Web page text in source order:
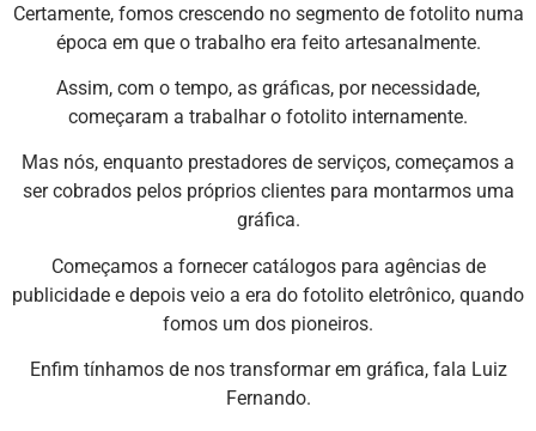
Certamente, fomos crescendo no segmento de fotolito numa
época em que o trabalho era feito artesanalmente.
Assim, com o tempo, as gráficas, por necessidade,
começaram a trabalhar o fotolito internamente.
Mas nós, enquanto prestadores de serviços, começamos a
ser cobrados pelos próprios clientes para montarmos uma
gráfica.
Começamos a fornecer catálogos para agências de
publicidade e depois veio a era do fotolito eletrônico, quando
fomos um dos pioneiros.
Enfim tínhamos de nos transformar em gráfica, fala Luiz
Fernando.